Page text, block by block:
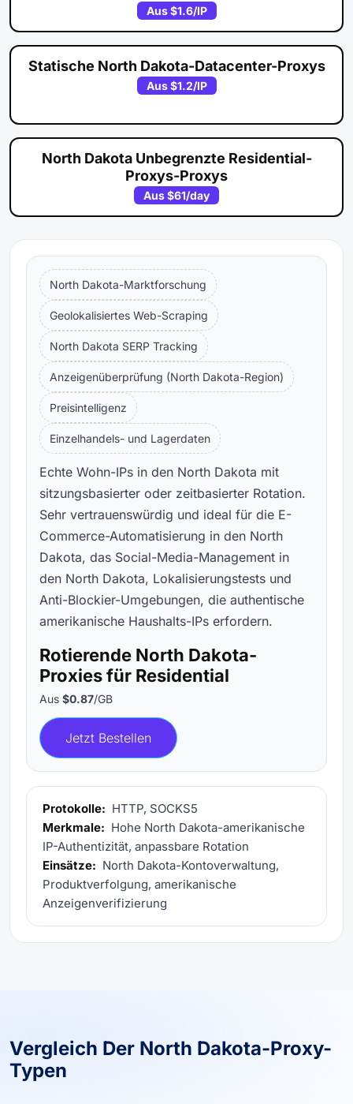
Aus$1.6/IP
Statische North Dakota-Datacenter-Proxys
Aus$1.2/IP
North Dakota Unbegrenzte Residential-
Proxys-Proxys
Aus$61/day
North Dakota-Marktforschung
Geolokalisiertes Web-Scraping
North Dakota SERP Tracking
Anzeigenüberprüfung (North Dakota-Region)
Preisintelligenz
Einzelhandels- und Lagerdaten
Echte Wohn-IPs in den North Dakota mit
sitzungsbasierter oder zeitbasierter Rotation.
Sehr vertrauenswürdig und ideal für die E-
Commerce-Automatisierung in den North
Dakota, das Social-Media-Management in
den North Dakota, Lokalisierungstests und
Anti-Blockier-Umgebungen, die authentische
amerikanische Haushalts-IPs erfordern.
Rotierende North Dakota-
Proxies für Residential
Aus $0.87/GB
Jetzt Bestellen
Protokolle: HTTP, SOCKS5
Merkmale: Hohe North Dakota-amerikanische
IP-Authentizität, anpassbare Rotation
Einsätze: North Dakota-Kontoverwaltung,
Produktverfolgung, amerikanische
Anzeigenverifizierung
Vergleich Der North Dakota-Proxy-
Typen